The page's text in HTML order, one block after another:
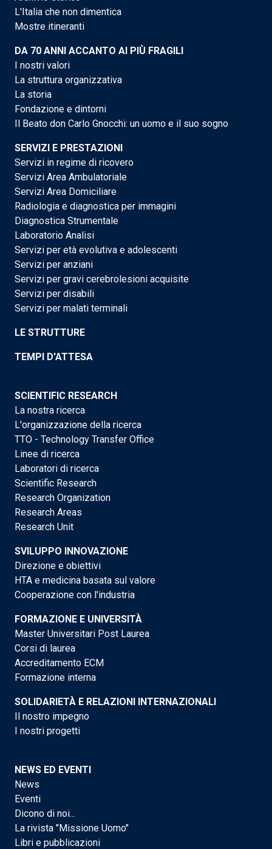
L'Italia che non dimentica
Mostre itineranti
DA 70 ANNI ACCANTO AI PIÙ FRAGILI
I nostri valori
La struttura organizzativa
La storia
Fondazione e dintorni
Il Beato don Carlo Gnocchi: un uomo e il suo sogno
SERVIZI E PRESTAZIONI
Servizi in regime di ricovero
Servizi Area Ambulatoriale
Servizi Area Domiciliare
Radiologia e diagnostica per immagini
Diagnostica Strumentale
Laboratorio Analisi
Servizi per età evolutiva e adolescenti
Servizi per anziani
Servizi per gravi cerebrolesioni acquisite
Servizi per disabili
Servizi per malati terminali
LE STRUTTURE
TEMPI D'ATTESA
SCIENTIFIC RESEARCH
La nostra ricerca
L'organizzazione della ricerca
TTO - Technology Transfer Office
Linee di ricerca
Laboratori di ricerca
Scientific Research
Research Organization
Research Areas
Research Unit
SVILUPPO INNOVAZIONE
Direzione e obiettivi
HTA e medicina basata sul valore
Cooperazione con l'industria
FORMAZIONE E UNIVERSITÀ
Master Universitari Post Laurea
Corsi di laurea
Accreditamento ECM
Formazione interna
SOLIDARIETÀ E RELAZIONI INTERNAZIONALI
Il nostro impegno
I nostri progetti
NEWS ED EVENTI
News
Eventi
Dicono di noi...
La rivista "Missione Uomo"
Libri e pubblicazioni